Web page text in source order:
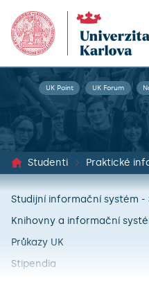
UK Point UK Forum
Studenti Praktické
Studijní informační systém -
Knihovny a informační
Průkazy UK
Stipendia